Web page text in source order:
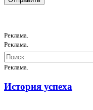
Реклама.
Реклама.
Реклама.
История успеха